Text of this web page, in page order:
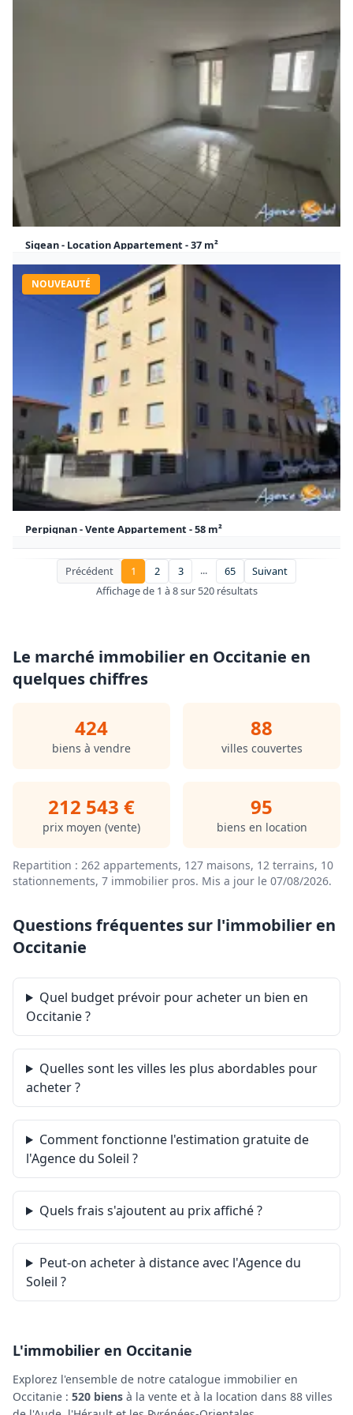
Sigean - Location Appartement - 37 m²
485 €
CC / Mois
Appartement Sigean
37 m²
NOUVEAUTÉ
Perpignan - Vente Appartement - 58 m²
88 000 €
Honoraires à la charge du vendeur
Appartement Perpignan
58 m²
Précédent 1 2 3 ... 65
Suivant
Affichage de 1 à 8 sur 520 résultats
Le marché immobilier en Occitanie en
quelques chiffres
424
biens à vendre
88
villes couvertes
212 543 €
prix moyen (vente)
95
biens en location
Repartition : 262 appartements, 127 maisons, 12 terrains, 10
stationnements, 7 immobilier pros. Mis a jour le 07/08/2026.
Questions fréquentes sur l'immobilier en
Occitanie
Quel budget prévoir pour acheter un bien en
Occitanie ?
Quelles sont les villes les plus abordables pour
acheter ?
Comment fonctionne l'estimation gratuite de
l'Agence du Soleil ?
Quels frais s'ajoutent au prix affiché ?
Peut-on acheter à distance avec l'Agence du
Soleil ?
L'immobilier en Occitanie
Explorez l'ensemble de notre catalogue immobilier en
Occitanie : 520 biens à la vente et à la location dans 88 villes